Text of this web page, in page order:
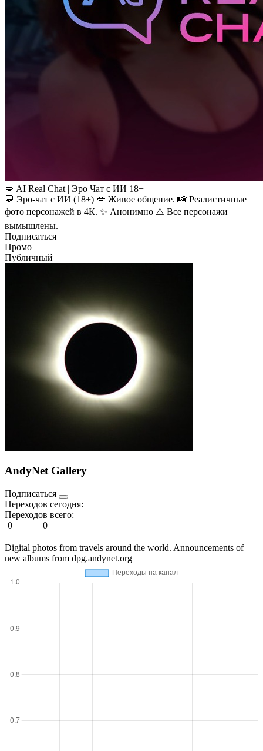
💋 AI Real Chat | Эро Чат с ИИ 18+
💬 Эро-чат с ИИ (18+) 💋 Живое общение. 📸 Реалистичные
фото персонажей в 4К. ✨ Анонимно ⚠️ Все персонажи
вымышлены.
Подписаться
Промо
Публичный
AndyNet Gallery
Подписаться
Переходов сегодня:
Переходов всего:
0
0
Digital photos from travels around the world. Announcements of
new albums from dpg.andynet.org